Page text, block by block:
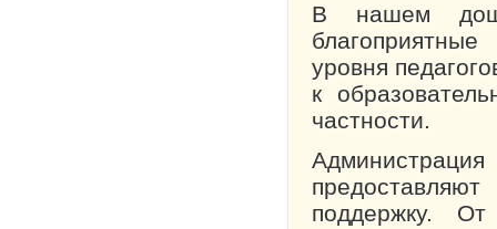
В нашем
уровня
к
частности.
поддержку.